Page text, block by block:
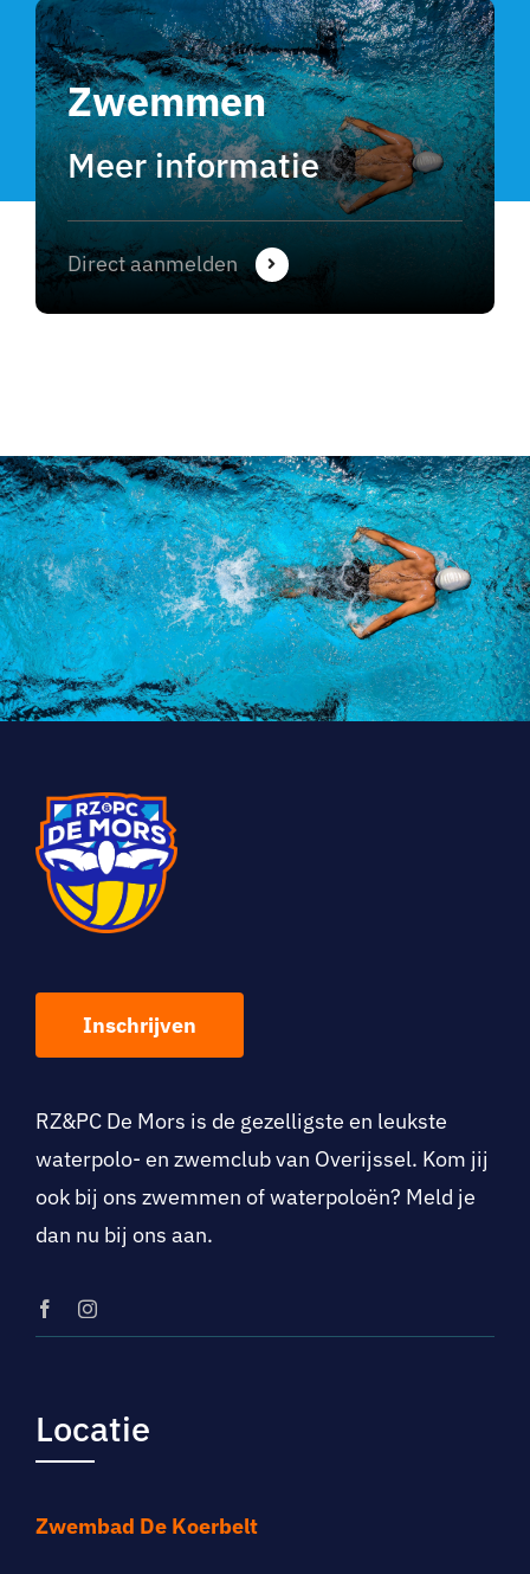
Zwemmen
Meer informatie
Direct aanmelden
Inschrijven
RZ&PC De Mors is de gezelligste en leukste
waterpolo- en zwemclub van Overijssel. Kom jij
ook bij ons zwemmen of waterpoloën? Meld je
dan nu bij ons aan.
Locatie
Zwembad De Koerbelt